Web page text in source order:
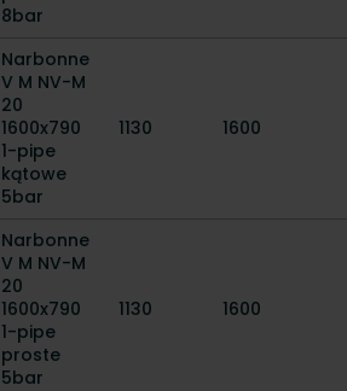
8bar
Narbonne
V M NV-M
20
1600x790
1-pipe
kątowe
5bar
1130 1600
Narbonne
V M NV-M
20
1600x790
1-pipe
proste
5bar
1130 1600